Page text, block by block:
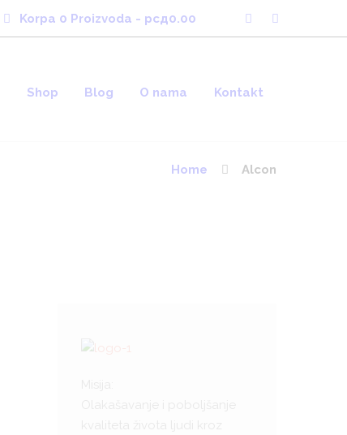
Korpa 0 Proizvoda - рсд0.00
Shop Blog O nama Kontakt
Home Alcon